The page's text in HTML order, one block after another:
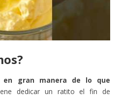
en gran manera de lo que
dedicar un ratito el fin de